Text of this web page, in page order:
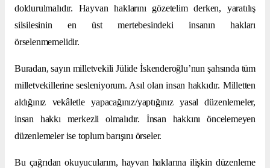
doldurulmalıdır. Hayvan haklarını gözetelim derken, yaratılış
silsilesinin en üst mertebesindeki insanın hakları
örselenmemelidir.
Buradan, sayın milletvekili Jülide İskenderoğlu’nun şahsında tüm
milletvekillerine sesleniyorum. Asıl olan insan hakkıdır. Milletten
aldığınız vekâletle yapacağınız/yaptığınız yasal düzenlemeler,
insan hakkı merkezli olmalıdır. İnsan hakkını öncelemeyen
düzenlemeler ise toplum barışını örseler.
Bu çağrıdan okuyucularım, hayvan haklarına ilişkin düzenleme